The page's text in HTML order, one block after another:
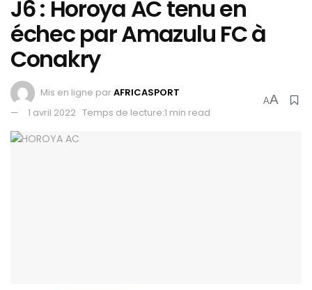
J6 : Horoya AC tenu en
échec par Amazulu FC à
Conakry
Mis en ligne parAFRICASPORT
1 avril 2022 Temps de lecture:1 min read
AA